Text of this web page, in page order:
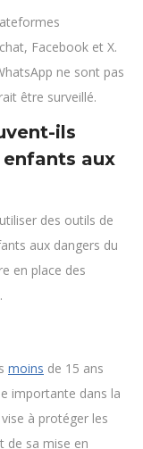
Facebook et X.
ne sont pas
être surveillé.
ils
enfants aux
des outils de
aux dangers du
en place des
moins de 15 ans
importante dans la
à protéger les
de sa mise en